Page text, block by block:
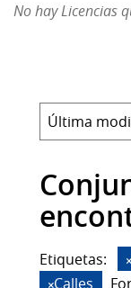
No hay Licencias
Etiquetas:
Calles